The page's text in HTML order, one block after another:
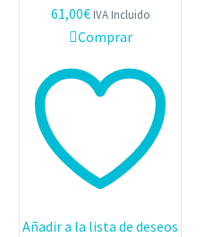
61,00€ IVA Incluido
Comprar
Añadir a la lista de deseos